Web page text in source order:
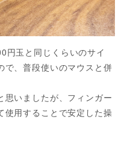
玉と同じくらいのサイ
で、普段使いのマウスと併
思いましたが、フィンガー
使用することで安定した操